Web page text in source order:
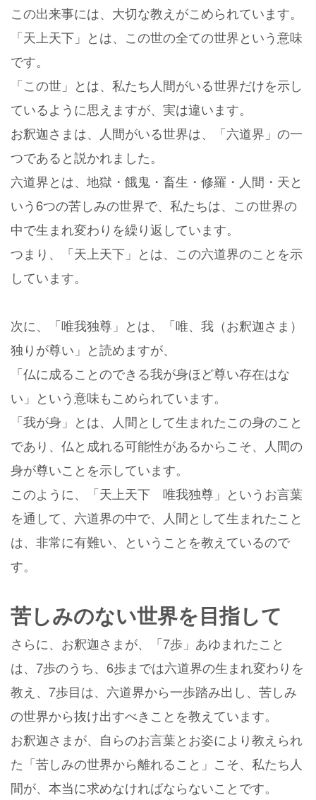
この出来事には、大切な教えがこめられています。
「天上天下」とは、この世の全ての世界という意味
です。
「この世」とは、私たち人間がいる世界だけを示し
ているように思えますが、実は違います。
お釈迦さまは、人間がいる世界は、「六道界」の一
つであると説かれました。
六道界とは、地獄・餓鬼・畜生・修羅・人間・天と
いう6つの苦しみの世界で、私たちは、この世界の
中で生まれ変わりを繰り返しています。
つまり、「天上天下」とは、この六道界のことを示
しています。
次に、「唯我独尊」とは、「唯、我（お釈迦さま）
独りが尊い」と読めますが、
「仏に成ることのできる我が身ほど尊い存在はな
い」という意味もこめられています。
「我が身」とは、人間として生まれたこの身のこと
であり、仏と成れる可能性があるからこそ、人間の
身が尊いことを示しています。
このように、「天上天下 唯我独尊」というお言葉
を通して、六道界の中で、人間として生まれたこと
は、非常に有難い、ということを教えているので
す。
苦しみのない世界を目指して
さらに、お釈迦さまが、「7歩」あゆまれたこと
は、7歩のうち、6歩までは六道界の生まれ変わりを
教え、7歩目は、六道界から一歩踏み出し、苦しみ
の世界から抜け出すべきことを教えています。
お釈迦さまが、自らのお言葉とお姿により教えられ
た「苦しみの世界から離れること」こそ、私たち人
間が、本当に求めなければならないことです。